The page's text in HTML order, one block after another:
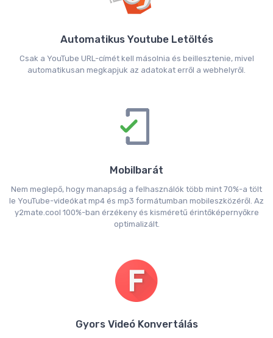
Automatikus Youtube Letöltés
Csak a YouTube URL-címét kell másolnia és beillesztenie, mivel
automatikusan megkapjuk az adatokat erről a webhelyről.
Mobilbarát
Nem meglepő, hogy manapság a felhasználók több mint 70%-a tölt
le YouTube-videókat mp4 és mp3 formátumban mobileszközéről. Az
y2mate.cool 100%-ban érzékeny és kisméretű érintőképernyőkre
optimalizált.
Gyors Videó Konvertálás